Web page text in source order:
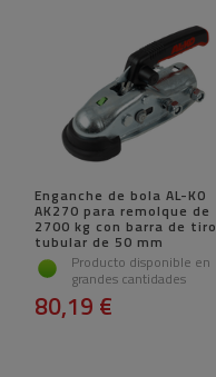
Enganche de bola AL-KO
AK270 para remolque de
2700 kg con barra de tiro
tubular de 50 mm
Producto disponible en
grandes cantidades
80,19 €